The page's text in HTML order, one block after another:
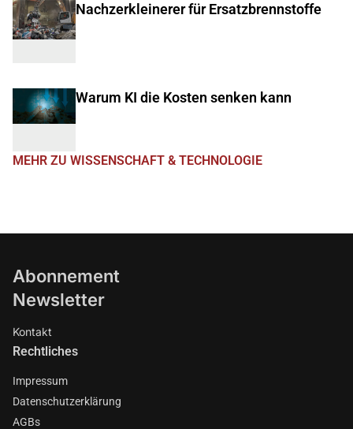
Nachzerkleinerer für Ersatzbrennstoffe
Warum KI die Kosten senken kann
MEHR ZU WISSENSCHAFT & TECHNOLOGIE
Abonnement
Newsletter
Kontakt
Rechtliches
Impressum
Datenschutzerklärung
AGBs